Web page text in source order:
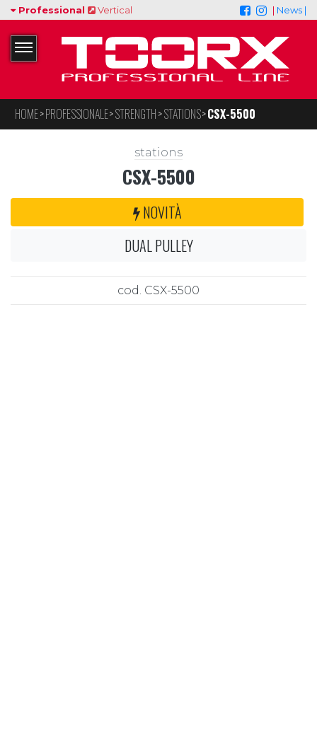
Professional Vertical | News |
HOME PROFESSIONALE STRENGTH STATIONS CSX-5500
stations
CSX-5500
NOVITÀ
DUAL PULLEY
cod. CSX-5500